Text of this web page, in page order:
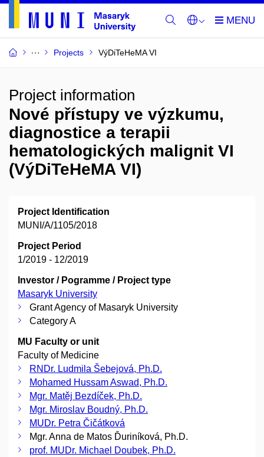
Projects VýDiTeHeMA VI
Project information
Nové přístupy ve výzkumu,
diagnostice a terapii
hematologických malignit VI
(VýDiTeHeMA VI)
Project Identification
MUNI/A/1105/2018
Project Period
1/2019 - 12/2019
Investor / Pogramme / Project type
Masaryk University
Grant Agency of Masaryk University
Category A
MU Faculty or unit
Faculty of Medicine
RNDr. Ludmila Šebejová, Ph.D.
Mohamed Hussam Aswad, Ph.D.
Mgr. Matěj Bezdíček, Ph.D.
Mgr. Miroslav Boudný, Ph.D.
MUDr. Petra Čičátková
Mgr. Anna de Matos Ďuriníková, Ph.D.
prof. MUDr. Michael Doubek, Ph.D.